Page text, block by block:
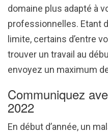
domaine plus adapté à
professionnelles. Etant
limite, certains d’entre
trouver un travail au
envoyez un maximum
Communiquez
2022
En début d’année, un